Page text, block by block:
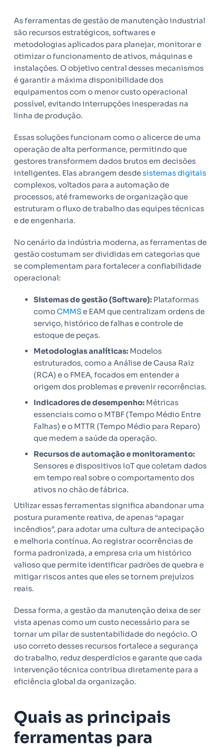
As ferramentas de gestão de manutenção industrial
são recursos estratégicos, softwares e
metodologias aplicados para planejar, monitorar e
otimizar o funcionamento de ativos, máquinas e
instalações. O objetivo central desses mecanismos
é garantir a máxima disponibilidade dos
equipamentos com o menor custo operacional
possível, evitando interrupções inesperadas na
linha de produção.
Essas soluções funcionam como o alicerce de uma
operação de alta performance, permitindo que
gestores transformem dados brutos em decisões
inteligentes. Elas abrangem desdesistemas digitais
complexos, voltados para a automação de
processos, até frameworks de organização que
estruturam o fluxo de trabalho das equipes técnicas
e de engenharia.
No cenário da indústria moderna, as ferramentas de
gestão costumam ser divididas em categorias que
se complementam para fortalecer a confiabilidade
operacional:
Sistemas de gestão (Software): Plataformas
comoCMMSe EAM que centralizam ordens de
serviço, histórico de falhas e controle de
estoque de peças.
Metodologias analíticas: Modelos
estruturados, como a Análise de Causa Raiz
(RCA) e o FMEA, focados em entender a
origem dos problemas e prevenir recorrências.
Indicadores de desempenho: Métricas
essenciais como o MTBF (Tempo Médio Entre
Falhas) e o MTTR (Tempo Médio para Reparo)
que medem a saúde da operação.
Recursos de automação e monitoramento:
Sensores e dispositivos IoT que coletam dados
em tempo real sobre o comportamento dos
ativos no chão de fábrica.
Utilizar essas ferramentas significa abandonar uma
postura puramente reativa, de apenas “apagar
incêndios”, para adotar uma cultura de antecipação
e melhoria contínua. Ao registrar ocorrências de
forma padronizada, a empresa cria um histórico
valioso que permite identificar padrões de quebra e
mitigar riscos antes que eles se tornem prejuízos
reais.
Dessa forma, a gestão da manutenção deixa de ser
vista apenas como um custo necessário para se
tornar um pilar de sustentabilidade do negócio. O
uso correto desses recursos fortalece a segurança
do trabalho, reduz desperdícios e garante que cada
intervenção técnica contribua diretamente para a
eficiência global da organização.
Quais as principais
ferramentas para